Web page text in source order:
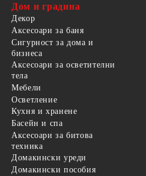
Дом и градина
Декор
Аксесоари за баня
Сигурност за дома и
бизнеса
Аксесоари за осветителни
тела
Мебели
Осветление
Кухня и хранене
Басейн и спа
Аксесоари за битова
техника
Домакински уреди
Домакински пособия